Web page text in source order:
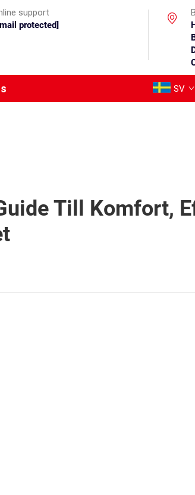
support
protected]
SV
Till Komfort,